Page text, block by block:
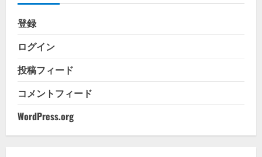
登録
ログイン
投稿フィード
コメントフィード
WordPress.org